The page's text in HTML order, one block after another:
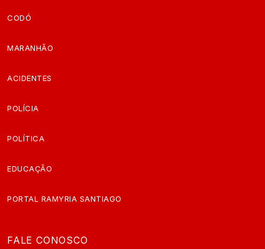
CODÓ
MARANHÃO
ACIDENTES
POLÍCIA
POLÍTICA
EDUCAÇÃO
PORTAL RAMYRIA SANTIAGO
FALE CONOSCO